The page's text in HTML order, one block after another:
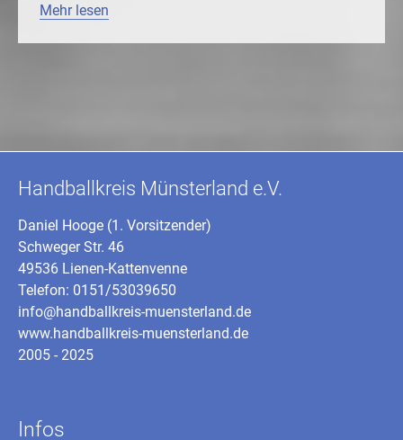
Mehr lesen
Handballkreis Münsterland e.V.
Daniel Hooge (1. Vorsitzender)
Schweger Str. 46
49536 Lienen-Kattenvenne
Telefon: 0151/53039650
info@handballkreis-muensterland.de
www.handballkreis-muensterland.de
2005 - 2025
Infos